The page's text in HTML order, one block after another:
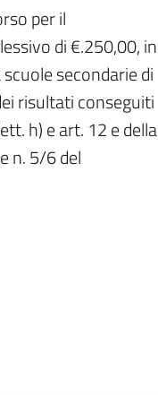
per il
di €.250,00, in
secondarie di
risultati conseguiti
h) e art. 12 e della
n. 5/6 del